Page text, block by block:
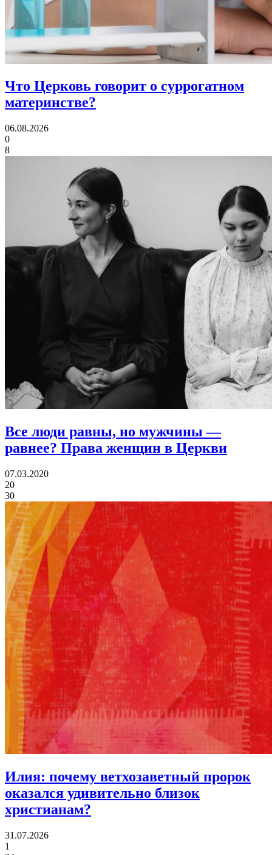
Что Церковь говорит о суррогатном
материнстве?
06.08.2026
0
8
Все люди равны, но мужчины —
равнее? Права женщин в Церкви
07.03.2020
20
30
Илия: почему ветхозаветный пророк
оказался удивительно близок
христианам?
31.07.2026
1